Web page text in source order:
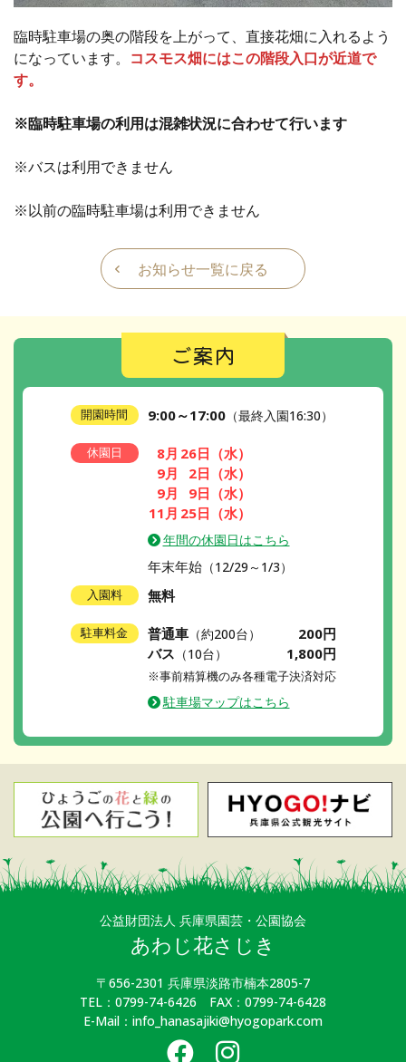
臨時駐車場の奥の階段を上がって、直接花畑に入れるよう
になっています。 コスモス畑にはこの階段入口が近道で
す。
※臨時駐車場の利用は混雑状況に合わせて行います
※バスは利用できません
※以前の臨時駐車場は利用できません
お知らせ一覧に戻る
ご案内
開園時間 9:00～17:00（最終入園16:30）
休園日 8月 26日 （水）
9月
2日 （水）
9月
9日 （水）
11月 25日 （水）
年間の休園日はこちら
年末年始（12/29～1/3）
入園料 無料
駐車料金 普通車（約200台）
200円
バス （10台） 1,800円
※事前精算機のみ各種電子決済対応
駐車場マップはこちら
公益財団法人 兵庫県園芸・公園協会
あわじ花さじき
〒656-2301 兵庫県淡路市楠本2805-7
TEL：0799-74-6426 FAX：0799-74-6428
E-Mail：info_hanasajiki@hyogopark.com